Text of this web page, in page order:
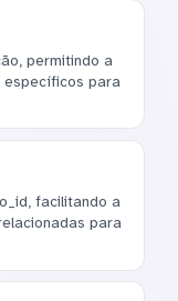
permitindo a
específicos para
facilitando a
para